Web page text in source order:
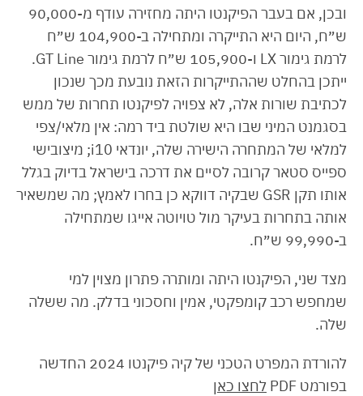
ובכן, אם בעבר הפיקנטו היתה מחזירה עודף מ-90,000
ש״ח, היום היא התייקרה ומתחילה ב-104,900 ש״ח
לרמת גימור LX ו-105,900 ש״ח לרמת גימור GT Line.
ייתכן בהחלט שההתייקרות הזאת נובעת מכך שנכון
לכתיבת שורות אלה, לא צפויה לפיקנטו תחרות של ממש
בסגמנט המיני שבו היא שולטת ביד רמה: אין מלאי/צפי
למלאי של המתחרה הישירה שלה, יונדאי i10; מיצובישי
ספייס סטאר קרובה לסיים את דרכה בישראל בדיוק בגלל
אותו תקן GSR שבקיה דווקא כן בחרו לאמץ; מה שמשאיר
אותה בתחרות בעיקר מול טויוטה אייגו שמתחילה
ב-99,990 ש״ח.
מצד שני, הפיקנטו היתה ומותרה פתרון מצוין למי
שמחפש רכב קומפקטי, אמין וחסכוני בדלק. מה ששלה
שלה.
להורדת המפרט הטכני של קיה פיקנטו 2024 החדשה
בפורמט PDF
לחצו כאן